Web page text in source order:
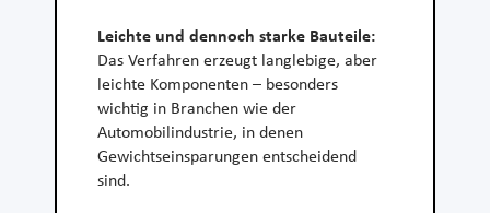
Leichte und dennoch starke Bauteile:
Das Verfahren erzeugt langlebige, aber
leichte Komponenten – besonders
wichtig in Branchen wie der
Automobilindustrie, in denen
Gewichtseinsparungen entscheidend
sind.